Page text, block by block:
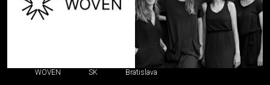
WOVEN SK Bratislava